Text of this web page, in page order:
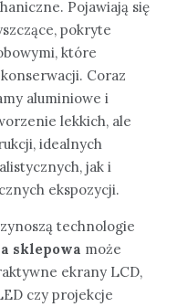
Pojawiają się
pokryte
które
Coraz
aluminiowe i
lekkich, ale
idealnych
jak i
ekspozycji.
technologie
sklepowa może
ekrany LCD,
czy projekcje